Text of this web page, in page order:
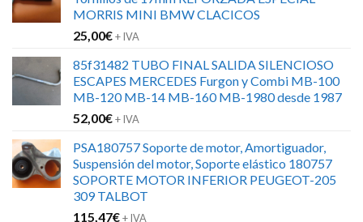
152,00€.120,00€.
MORRIS MINI BMW CLACICOS
25,00€+ IVA
85f31482 TUBO FINAL SALIDA SILENCIOSO
ESCAPES MERCEDES Furgon y Combi MB-100
MB-120 MB-14 MB-160 MB-1980 desde 1987
52,00€+ IVA
PSA180757 Soporte de motor, Amortiguador,
Suspensión del motor, Soporte elástico 180757
SOPORTE MOTOR INFERIOR PEUGEOT-205
309 TALBOT
115,47€+ IVA